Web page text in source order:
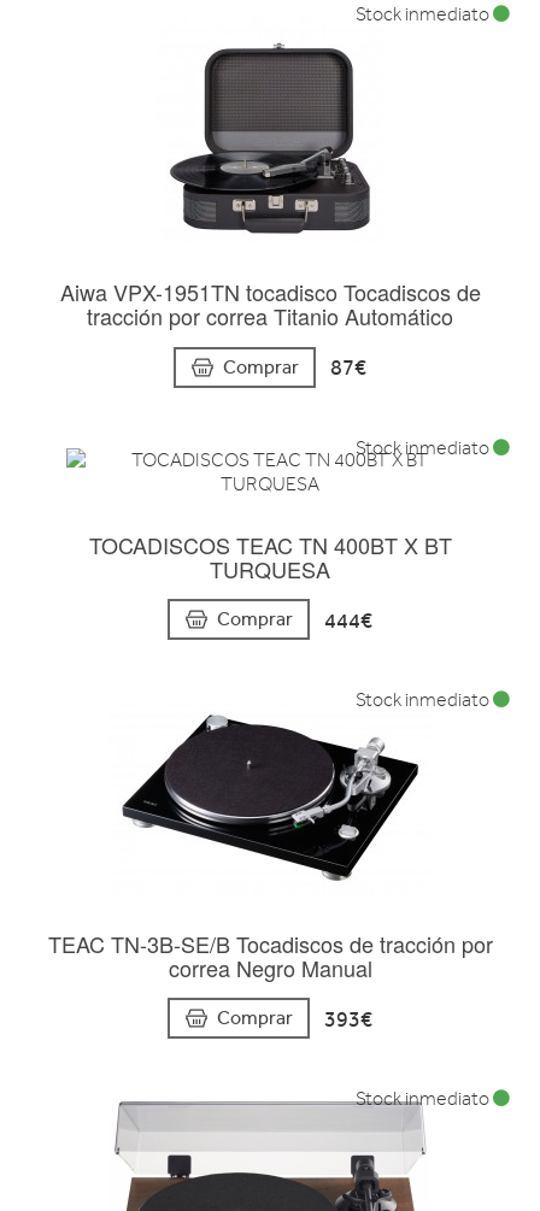
Aiwa VPX-1951TN tocadisco Tocadiscos de
tracción por correa Titanio Automático
Comprar 87€
Stock inmediato
TOCADISCOS TEAC TN 400BT X BT
TURQUESA
Comprar 444€
Stock inmediato
TEAC TN-3B-SE/B Tocadiscos de tracción por
correa Negro Manual
Comprar 393€
Stock inmediato
Stock inmediato